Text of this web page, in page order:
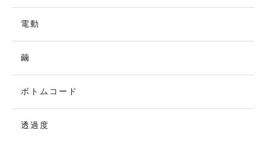
電動
繭
ボトムコード
透過度